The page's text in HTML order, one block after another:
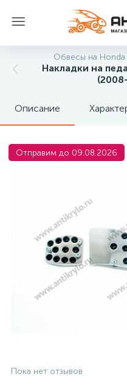
Обвесы на
Накладки на
Описание
Отправим до 09.08.2026
Пока нет отзывов